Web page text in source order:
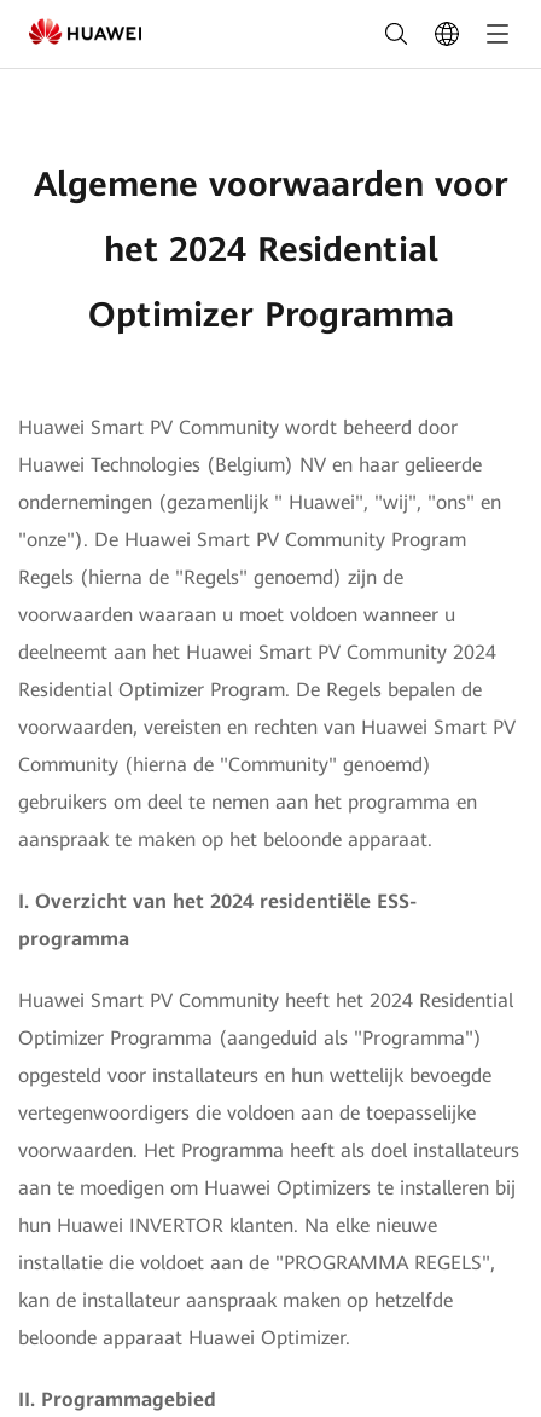
Algemene
voorwaarden
het
2024
Residential
Optimizer
Programma
Algemene voorwaarden voor
het 2024 Residential
Optimizer Programma
Huawei Smart PV Community wordt beheerd door
Huawei Technologies (Belgium) NV en haar gelieerde
ondernemingen (gezamenlijk " Huawei", "wij", "ons" en
"onze"). De Huawei Smart PV Community Program
Regels (hierna de "Regels" genoemd) zijn de
voorwaarden waaraan u moet voldoen wanneer u
deelneemt aan het Huawei Smart PV Community 2024
Residential Optimizer Program. De Regels bepalen de
voorwaarden, vereisten en rechten van Huawei Smart PV
Community (hierna de "Community" genoemd)
gebruikers om deel te nemen aan het programma en
aanspraak te maken op het beloonde apparaat.
I. Overzicht van het 2024 residentiële ESS-
programma
Huawei Smart PV Community heeft het 2024 Residential
Optimizer Programma (aangeduid als "Programma")
opgesteld voor installateurs en hun wettelijk bevoegde
vertegenwoordigers die voldoen aan de toepasselijke
voorwaarden. Het Programma heeft als doel installateurs
aan te moedigen om Huawei Optimizers te installeren bij
hun Huawei INVERTOR klanten. Na elke nieuwe
installatie die voldoet aan de "PROGRAMMA REGELS",
kan de installateur aanspraak maken op hetzelfde
beloonde apparaat Huawei Optimizer.
II. Programmagebied